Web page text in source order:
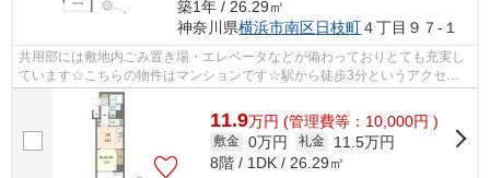
築1年 / 26.29㎡
神奈川県横浜市南区日枝町４丁目９７-１
共用部には敷地内ごみ置き場・エレベータなどが備わっておりとても充実し
ています☆こちらの物件はマンションです☆駅から徒歩3分というアクセス
良好な駅近物件はいかがですか☆付近に駅...
11.9万円 (管理費等：10,000円 )
敷金 0万円 礼金
11.5万円
8階 / 1DK / 26.29㎡